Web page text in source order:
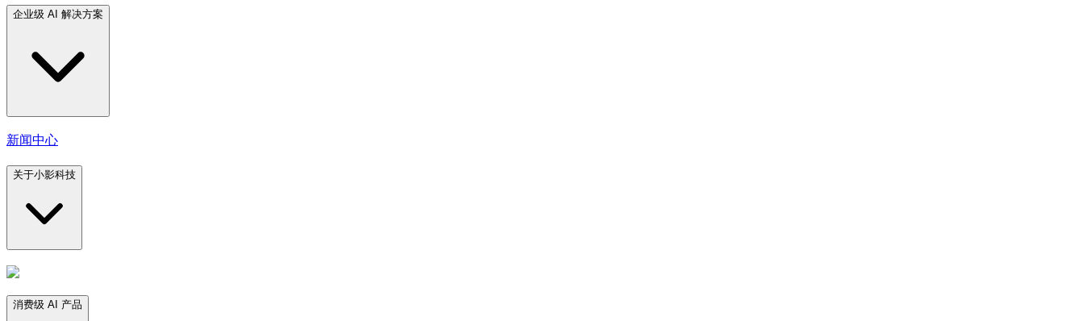
企业级 AI 解决方案
新闻中心
关于小影科技
消费级 AI 产品